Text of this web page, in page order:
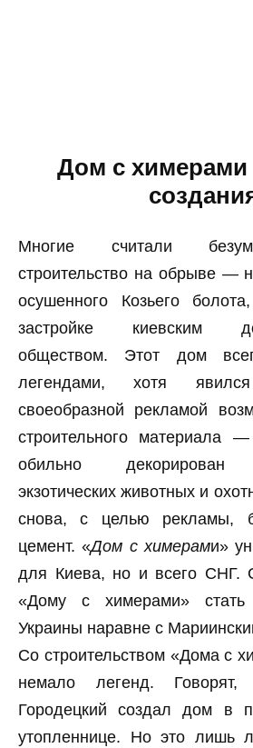
Дом с химерами
Многие считали
строительство на обрыве —
осушенного Козьего
застройке киевским
обществом. Этот дом
легендами, хотя
своеобразной рекламой
строительного материала
обильно декорирован
экзотических животных и
снова, с целью рекламы,
цемент. «Дом с химерами»
для Киева, но и всего СНГ.
«Дому с химерами»
Украины наравне с
Со строительством «Дома с
немало легенд. Говорят,
Городецкий создал дом в
утопленнице. Но это лишь